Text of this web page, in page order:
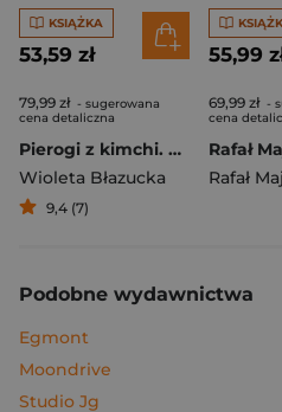
KSIĄŻKA
53,59 zł
79,99 zł - sugerowana
cena detaliczna
Pierogi z kimchi. Moje ulubione azjatyckie przepisy
Wioleta Błazucka
9,4 (7)
55,99
69,99 zł -
cena
Rafał
Podobne wydawnictwa
Egmont
Moondrive
Studio Jg